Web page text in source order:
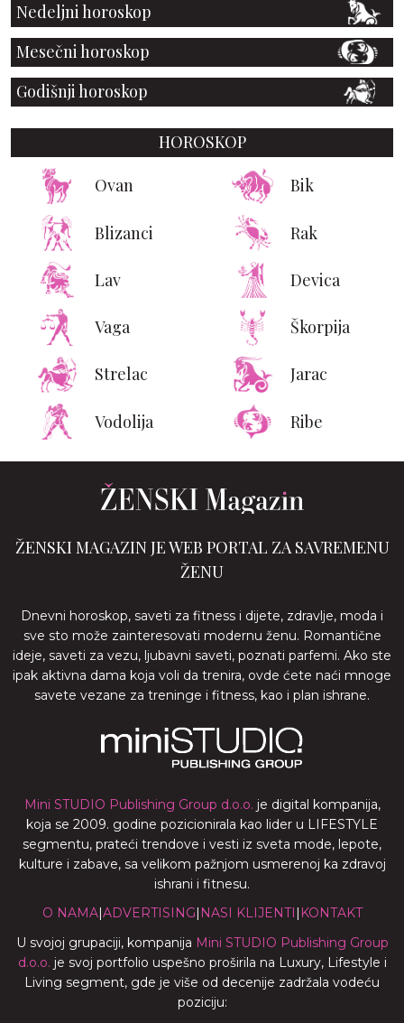
Nedeljni horoskop
Mesečni horoskop
Godišnji horoskop
HOROSKOP
Ovan Bik
Blizanci Rak
Lav Devica
Vaga Škorpija
Strelac Jarac
Vodolija Ribe
ŽENSKI MAGAZIN JE WEB PORTAL ZA SAVREMENU
ŽENU
Dnevni horoskop, saveti za fitness i dijete, zdravlje, moda i
sve sto može zainteresovati modernu ženu. Romantične
ideje, saveti za vezu, ljubavni saveti, poznati parfemi. Ako ste
ipak aktivna dama koja voli da trenira, ovde ćete naći mnoge
savete vezane za treninge i fitness, kao i plan ishrane.
Mini STUDIO Publishing Group d.o.o. je digital kompanija,
koja se 2009. godine pozicionirala kao lider u LIFESTYLE
segmentu, prateći trendove i vesti iz sveta mode, lepote,
kulture i zabave, sa velikom pažnjom usmerenoj ka zdravoj
ishrani i fitnesu.
O NAMA|ADVERTISING| NASI KLIJENTI | KONTAKT
U svojoj grupaciji, kompanija Mini STUDIO Publishing Group
d.o.o. je svoj portfolio uspešno proširila na Luxury, Lifestyle i
Living segment, gde je više od decenije zadržala vodeću
poziciju: